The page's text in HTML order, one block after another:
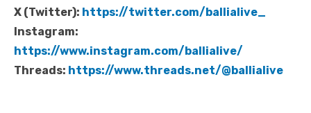
X (Twitter): https://twitter.com/ballialive_
Instagram:
https://www.instagram.com/ballialive/
Threads: https://www.threads.net/@ballialive